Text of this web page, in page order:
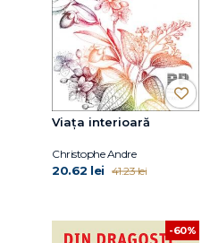
Viața interioară
Christophe Andre
20.62 lei 41.23 lei
-60%